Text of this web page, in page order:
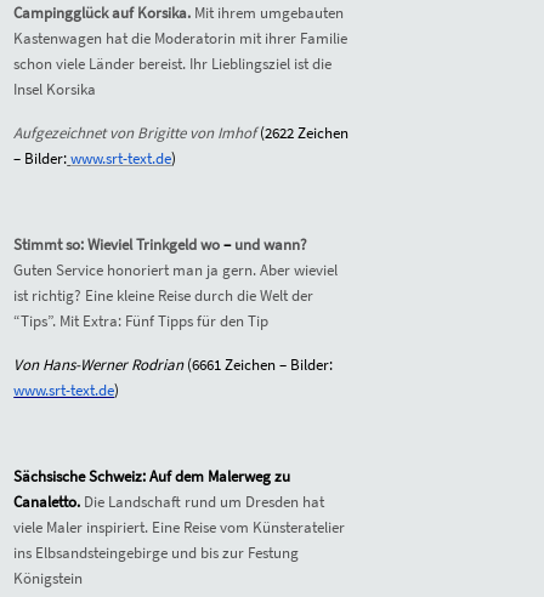
Campingglück auf Korsika. Mit ihrem umgebauten
Kastenwagen hat die Moderatorin mit ihrer Familie
schon viele Länder bereist. Ihr Lieblingsziel ist die
Insel Korsika
Aufgezeichnet von Brigitte von Imhof (2622 Zeichen
– Bilder:www.srt-text.de)
Stimmt so: Wieviel Trinkgeld wo–und wann?
Guten Service honoriert man ja gern. Aber wieviel
ist richtig? Eine kleine Reise durch die Welt der
“Tips”. Mit Extra: Fünf Tipps für den Tip
Von Hans-Werner Rodrian(6661 Zeichen – Bilder:
www.srt-text.de)
Sächsische Schweiz: Auf dem Malerweg zu
Canaletto. Die Landschaft rund um Dresden hat
viele Maler inspiriert. Eine Reise vom Künsteratelier
ins Elbsandsteingebirge und bis zur Festung
Königstein